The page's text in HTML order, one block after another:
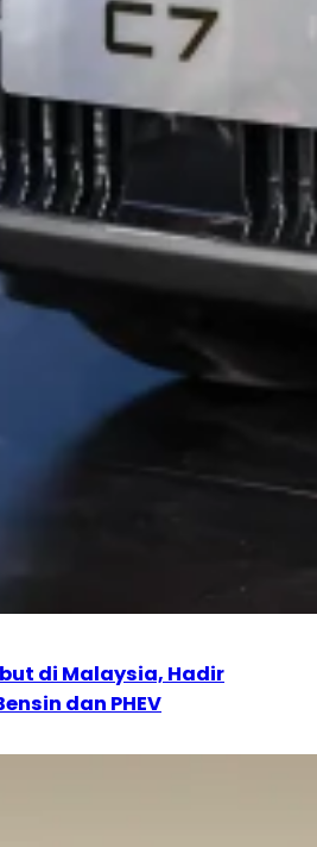
di Malaysia, Hadir
dan PHEV